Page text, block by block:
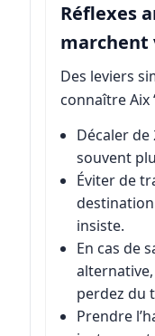
Réflexes
marchent
Des leviers
connaître Aix
Décaler
souvent
Éviter de
destination
insiste.
En cas de
alternative,
perdez du
Prendre